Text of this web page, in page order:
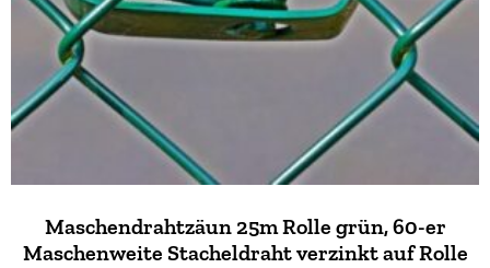
Maschendrahtzäun 25m Rolle grün, 60-er
Maschenweite Stacheldraht verzinkt auf Rolle